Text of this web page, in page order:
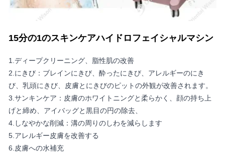
15分の1のスキンケアハイドロフェイシャルマシン
1.ディープクリーニング、脂性肌の改善
2.にきび：ブレインにきび、酔ったにきび、アレルギーのにき
び、乳頭にきび、皮膚とにきびのピットの外観が改善されます。
3.サンキンケア：皮膚のホワイトニングと柔らかく、顔の持ち上
げと締め、アイバッグと黒目の円の除去、
4.しなやかな削減：溝の周りのしわを減らします
5.アレルギー皮膚を改善する
6.皮膚への水補充